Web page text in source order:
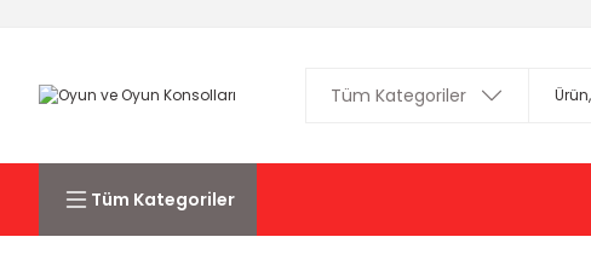
Tüm Kategoriler